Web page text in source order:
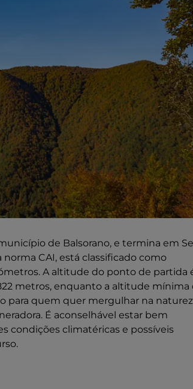
de Balsorano, e termina em
CAI, está classificado como
A altitude do ponto de partida
metros, enquanto a altitude mínima
para quem quer mergulhar na
É aconselhável estar bem
condições climatéricas e possíveis